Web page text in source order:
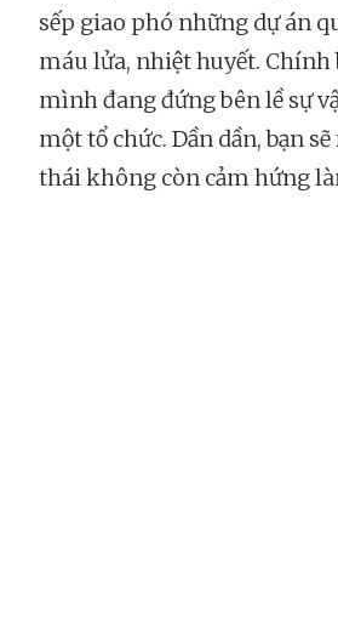
sếp giao phó những dự án
máu lửa, nhiệt huyết. Chính
mình đang đứng bên lề sự
một tổ chức. Dần dần, bạn
thái không còn cảm hứng